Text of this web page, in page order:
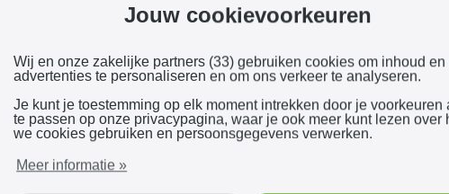
Meer informatie
Meer informatie
Jouw cookievoorkeuren
Wij en onze zakelijke partners (33) gebruiken cookies om inhoud en
advertenties te personaliseren en om ons verkeer te analyseren.
Je kunt je toestemming op elk moment intrekken door je voorkeuren
te passen op onze privacypagina, waar je ook meer kunt lezen over
we cookies gebruiken en persoonsgegevens verwerken.
Meer informatie »